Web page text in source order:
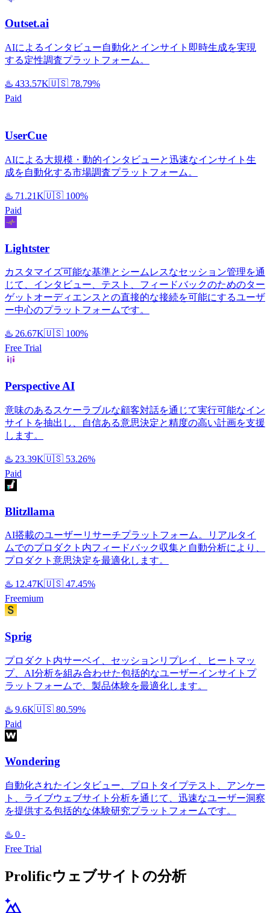
Outset.ai
AIによるインタビュー自動化とインサイト即時生成を実現
する定性調査プラットフォーム。
♨️ 433.57K🇺🇸 78.79%
Paid
UserCue
AIによる大規模・動的インタビューと迅速なインサイト生
成を自動化する市場調査プラットフォーム。
♨️ 71.21K🇺🇸 100%
Paid
Lightster
カスタマイズ可能な基準とシームレスなセッション管理を通
じて、インタビュー、テスト、フィードバックのためのター
ゲットオーディエンスとの直接的な接続を可能にするユーザ
ー中心のプラットフォームです。
♨️ 26.67K🇺🇸 100%
Free Trial
Perspective AI
意味のあるスケーラブルな顧客対話を通じて実行可能なイン
サイトを抽出し、自信ある意思決定と精度の高い計画を支援
します。
♨️ 23.39K🇺🇸 53.26%
Paid
Blitzllama
AI搭載のユーザーリサーチプラットフォーム。リアルタイ
ムでのプロダクト内フィードバック収集と自動分析により、
プロダクト意思決定を最適化します。
♨️ 12.47K🇺🇸 47.45%
Freemium
Sprig
プロダクト内サーベイ、セッションリプレイ、ヒートマッ
プ、AI分析を組み合わせた包括的なユーザーインサイトプ
ラットフォームで、製品体験を最適化します。
♨️ 9.6K🇺🇸 80.59%
Paid
Wondering
自動化されたインタビュー、プロトタイプテスト、アンケー
ト、ライブウェブサイト分析を通じて、迅速なユーザー洞察
を提供する包括的な体験研究プラットフォームです。
♨️ 0 -
Free Trial
Prolificウェブサイトの分析